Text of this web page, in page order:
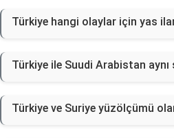
Türkiye hangi olaylar için yas
Türkiye ile Suudi Arabistan
Türkiye ve Suriye yüzölçümü